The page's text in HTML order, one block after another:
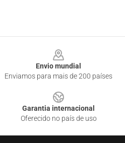
Envio mundial
Enviamos para mais de 200 países
Garantia internacional
Oferecido no país de uso